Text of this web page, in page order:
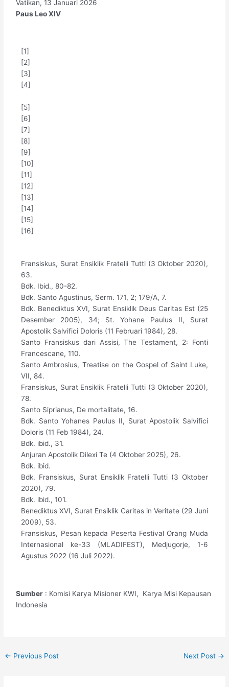
Vatikan, 13 Januari 2026
Paus Leo XIV
[1]
[2]
[3]
[4]
[5]
[6]
[7]
[8]
[9]
[10]
[11]
[12]
[13]
[14]
[15]
[16]
Fransiskus, Surat Ensiklik Fratelli Tutti (3 Oktober 2020),
63.
Bdk. Ibid., 80-82.
Bdk. Santo Agustinus, Serm. 171, 2; 179/A, 7.
Bdk. Benediktus XVI, Surat Ensiklik Deus Caritas Est (25
Desember 2005), 34; St. Yohane Paulus II, Surat
Apostolik Salvifici Doloris (11 Februari 1984), 28.
Santo Fransiskus dari Assisi, The Testament, 2: Fonti
Francescane, 110.
Santo Ambrosius, Treatise on the Gospel of Saint Luke,
VII, 84.
Fransiskus, Surat Ensiklik Fratelli Tutti (3 Oktober 2020),
78.
Santo Siprianus, De mortalitate, 16.
Bdk. Santo Yohanes Paulus II, Surat Apostolik Salvifici
Doloris (11 Feb 1984), 24.
Bdk. ibid., 31.
Anjuran Apostolik Dilexi Te (4 Oktober 2025), 26.
Bdk. ibid.
Bdk. Fransiskus, Surat Ensiklik Fratelli Tutti (3 Oktober
2020), 79.
Bdk. ibid., 101.
Benediktus XVI, Surat Ensiklik Caritas in Veritate (29 Juni
2009), 53.
Fransiskus, Pesan kepada Peserta Festival Orang Muda
Internasional ke-33 (MLADIFEST), Medjugorje, 1-6
Agustus 2022 (16 Juli 2022).
Sumber : Komisi Karya Misioner KWI, Karya Misi Kepausan
Indonesia
← Previous Post Next Post →